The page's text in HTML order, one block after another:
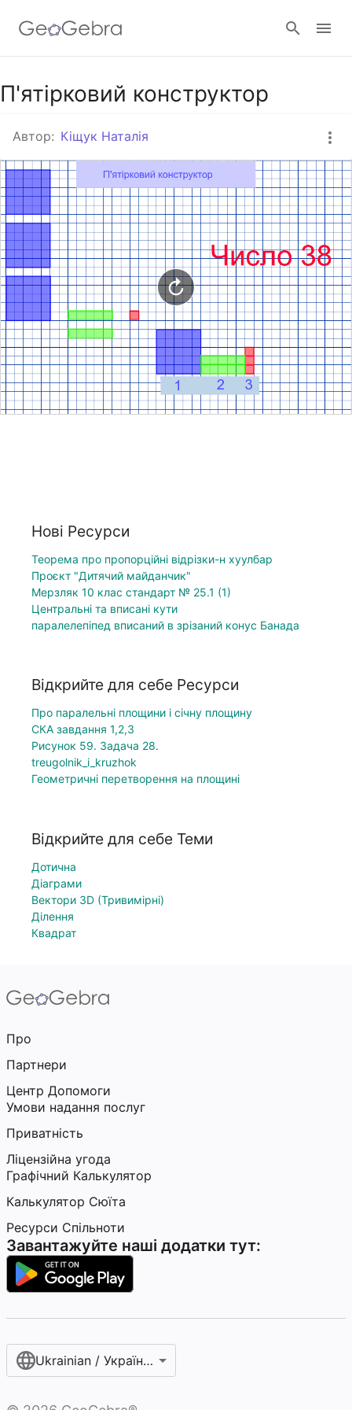
Google Клас
GeoGebra Клас
П'ятірковий конструктор
Автор: Кіщук Наталія
Нові Ресурси
Теорема про пропорційні відрізки-н хуулбар
Проєкт "Дитячий майданчик"
Мерзляк 10 клас стандарт № 25.1 (1)
Центральні та вписані кути
паралелепіпед вписаний в зрізаний конус Банада
Відкрийте для себе Ресурси
Про паралельні площини і січну площину
СКА завдання 1,2,3
Рисунок 59. Задача 28.
treugolnik_i_kruzhok
Геометричні перетворення на площині
Відкрийте для себе Теми
Дотична
Діаграми
Вектори 3D (Тривимірні)
Ділення
Квадрат
Про
Партнери
Центр Допомоги
Умови надання послуг
Приватність
Ліцензійна угода
Графічний Калькулятор
Калькулятор Сюїта
Ресурси Спільноти
Завантажуйте наші додатки тут:
Ukrainian / Українська мова‎